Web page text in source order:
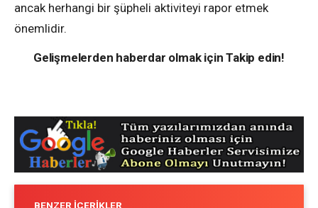
ancak herhangi bir şüpheli aktiviteyi rapor etmek
önemlidir.
Gelişmelerden haberdar olmak için Takip edin!
BENZER İÇERIKLER